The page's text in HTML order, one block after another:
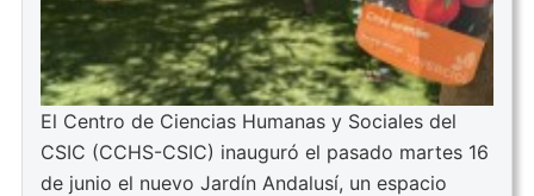
El Centro de Ciencias Humanas y Sociales del
CSIC (CCHS-CSIC) inauguró el pasado martes 16
de junio el nuevo Jardín Andalusí, un espacio